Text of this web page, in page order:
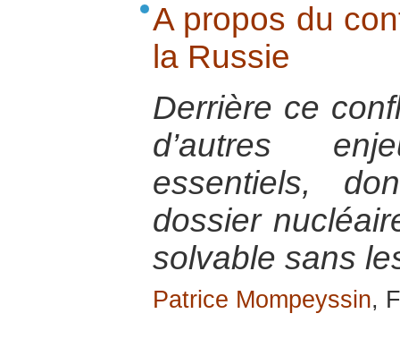
A propos du
la Russie
Derrière ce
d’autres
essentiels,
dossier
solvable sans
Patrice Mompeyssin,